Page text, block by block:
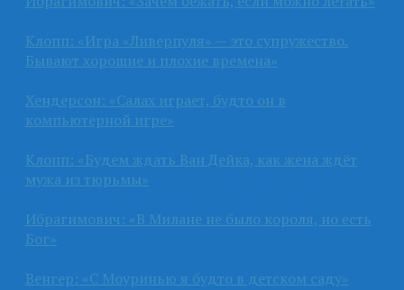
Клопп: «Игра «Ливерпуля» — это супружество.
Бывают хорошие и плохие времена»
Хендерсон: «Салах играет, будто он в
компьютерной игре»
Клопп: «Будем ждать Ван Дейка, как жена ждёт
мужа из тюрьмы»
Ибрагимович: «В Милане не было короля, но есть
Бог»
Венгер: «С Моуринью я будто в детском саду»